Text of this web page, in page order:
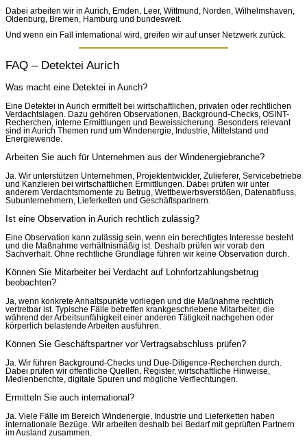
Dabei arbeiten wir in Aurich, Emden, Leer, Wittmund, Norden, Wilhelmshaven,
Oldenburg, Bremen, Hamburg und bundesweit.
Und wenn ein Fall international wird, greifen wir auf unser Netzwerk zurück.
FAQ – Detektei Aurich
Was macht eine Detektei in Aurich?
Eine Detektei in Aurich ermittelt bei wirtschaftlichen, privaten oder rechtlichen
Verdachtslagen. Dazu gehören Observationen, Background-Checks, OSINT-
Recherchen, interne Ermittlungen und Beweissicherung. Besonders relevant
sind in Aurich Themen rund um Windenergie, Industrie, Mittelstand und
Energiewende.
Arbeiten Sie auch für Unternehmen aus der Windenergiebranche?
Ja. Wir unterstützen Unternehmen, Projektentwickler, Zulieferer, Servicebetriebe
und Kanzleien bei wirtschaftlichen Ermittlungen. Dabei prüfen wir unter
anderem Verdachtsmomente zu Betrug, Wettbewerbsverstößen, Datenabfluss,
Subunternehmern, Lieferketten und Geschäftspartnern.
Ist eine Observation in Aurich rechtlich zulässig?
Eine Observation kann zulässig sein, wenn ein berechtigtes Interesse besteht
und die Maßnahme verhältnismäßig ist. Deshalb prüfen wir vorab den
Sachverhalt. Ohne rechtliche Grundlage führen wir keine Observation durch.
Können Sie Mitarbeiter bei Verdacht auf Lohnfortzahlungsbetrug
beobachten?
Ja, wenn konkrete Anhaltspunkte vorliegen und die Maßnahme rechtlich
vertretbar ist. Typische Fälle betreffen krankgeschriebene Mitarbeiter, die
während der Arbeitsunfähigkeit einer anderen Tätigkeit nachgehen oder
körperlich belastende Arbeiten ausführen.
Können Sie Geschäftspartner vor Vertragsabschluss prüfen?
Ja. Wir führen Background-Checks und Due-Diligence-Recherchen durch.
Dabei prüfen wir öffentliche Quellen, Register, wirtschaftliche Hinweise,
Medienberichte, digitale Spuren und mögliche Verflechtungen.
Ermitteln Sie auch international?
Ja. Viele Fälle im Bereich Windenergie, Industrie und Lieferketten haben
internationale Bezüge. Wir arbeiten deshalb bei Bedarf mit geprüften Partnern
im Ausland zusammen.